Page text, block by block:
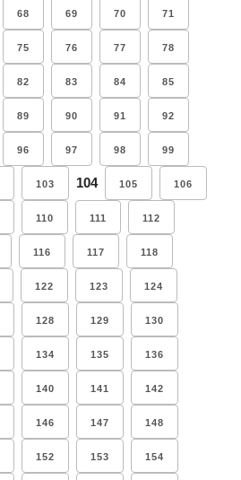
68 69 70 71
75 76 77 78
82 83 84 85
89 90 91 92
96 97 98 99
103 104 105 106
110 111 112
116 117 118
122 123 124
128 129 130
134 135 136
140 141 142
146 147 148
152 153 154